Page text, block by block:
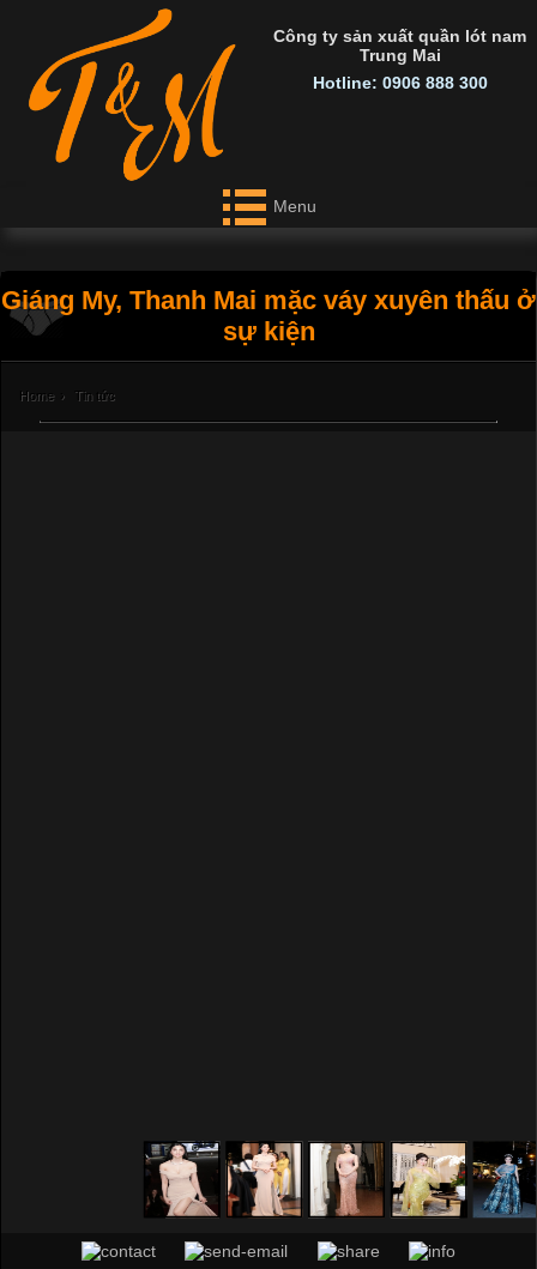
Công ty sản xuất quần lót nam
Trung Mai
Hotline: 0906 888 300
Menu
Giáng My, Thanh Mai mặc váy xuyên thấu ở
sự kiện
Home › Tin tức